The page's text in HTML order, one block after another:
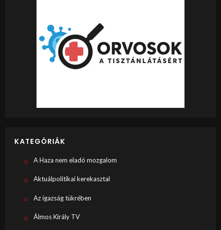
KATEGÓRIÁK
A Haza nem eladó mozgalom
Aktuálpolitikai kerekasztal
Az igazság tükrében
Álmos Király TV